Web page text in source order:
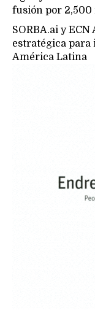
fusión por 2,500
SORBA.ai y
estratégica
América Latina